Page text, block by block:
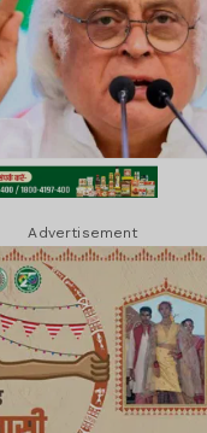
Advertisement